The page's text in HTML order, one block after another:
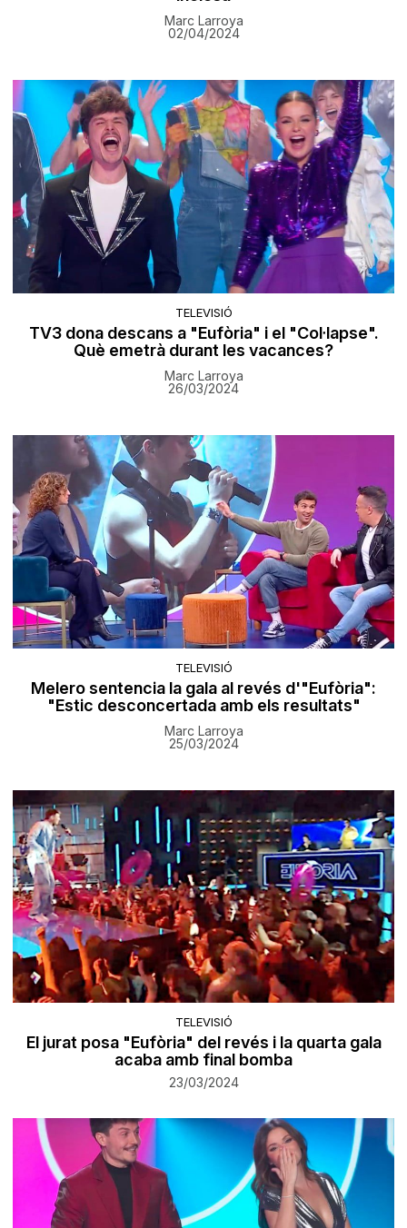
Marc Larroya
02/04/2024
TELEVISIÓ
TV3 dona descans a "Eufòria" i el "Col·lapse".
Què emetrà durant les vacances?
Marc Larroya
26/03/2024
TELEVISIÓ
Melero sentencia la gala al revés d'"Eufòria":
"Estic desconcertada amb els resultats"
Marc Larroya
25/03/2024
TELEVISIÓ
El jurat posa "Eufòria" del revés i la quarta gala
acaba amb final bomba
23/03/2024